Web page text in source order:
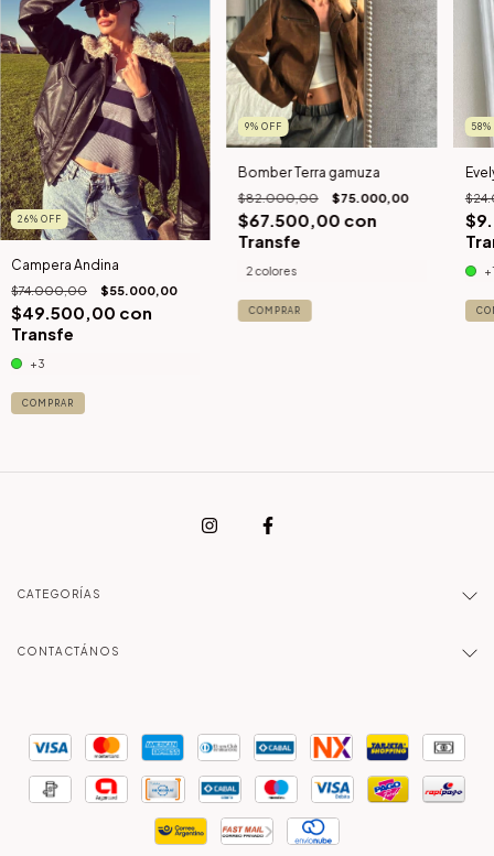
26% OFF
Campera Andina
$74.000,00 $55.000,00
$49.500,00 con
Transfe
+3
COMPRAR
9% OFF
Bomber Terra gamuza
$82.000,00 $75.000,00
$67.500,00 con
Transfe
2 colores
COMPRAR
58%
CATEGORÍAS
CONTACTÁNOS